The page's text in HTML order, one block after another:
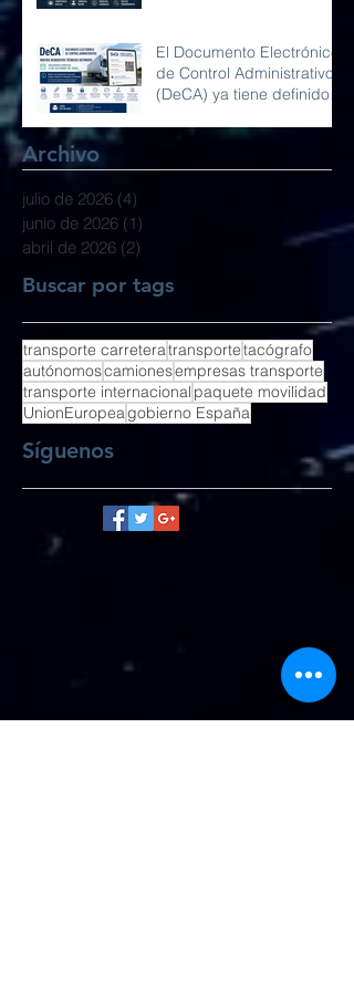
El Documento Electrónico
de Control Administrativo
(DeCA) ya tiene definidos
Archivo
julio de 2026 (4)
junio de 2026 (1)
abril de 2026 (2)
Buscar por tags
transporte carreteratransportetacógrafo
autónomoscamionesempresas transporte
transporte internacional paquete movilidad
UnionEuropeagobierno España
Síguenos